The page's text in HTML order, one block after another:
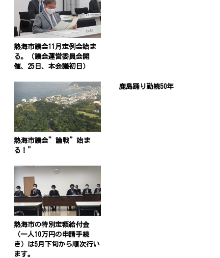
熱海市議会11月定例会始ま
る。（議会運営委員会開
催、25日、本会議初日）
熱海市議会”論戦”始ま
る！”
鹿島踊り勤続50年
熱海市の特別定額給付金
（一人10万円の申請手続
き）は5月下旬から順次行い
ます。